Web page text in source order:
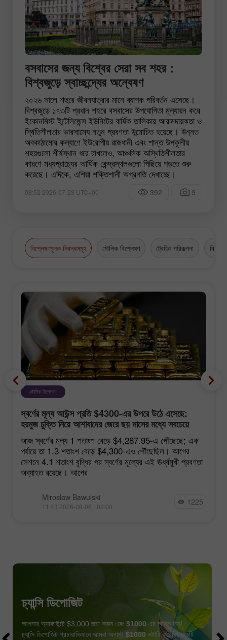
বসবাসের জন্য বিশ্বের সেরা সব শহর :
বিশ্বজুড়ে স্বাচ্ছন্দ্যের অন্বেষণ
২০২৬ সালে শহুরে জীবনযাত্রার মানে ব্যাপক পরিবর্তন এসেছে।
বিশ্বজুড়ে ১৭৩টি প্রধান শহরে বসবাসের উপযোগিতা মূল্যায়ন করে
ইকোনমিস্ট ইন্টেলিজেন্স ইউনিটের বার্ষিক তালিকায় আরামদায়কতা ও
স্থিতিশীলতার ভারসাম্যে নতুন প্রবণতা উন্মোচিত হয়েছে। উন্নত
অবকাঠামোর কল্যাণে ইউরোপীয় রাজধানী এবং শান্ত উপকূলীয়
শহরগুলো শীর্ষস্থান ধরে রাখলেও, আঞ্চলিক অস্থিতিশীলতার
কারণে মধ্যপ্রাচ্যের আর্থিক কেন্দ্রস্থলগুলো পিছিয়ে পড়তে শুরু
করেছে। এদিকে, এশিয়া শক্তিশালী অগ্রগতি দেখাচ্ছে।
08:52 2026-07-23 UTC+00 392 9
বিশ্লেষণমূলক নিবন্ধসমূহ মৌলিক বিশ্লেষণ ট্রেডিং পরিকল্পনা
মৌলিক বিশ্লেষণ
স্বর্ণের মূল্য আউন্স প্রতি $4300-এর উপরে উঠে এসেছে:
হরমুজ চুক্তি নিয়ে আশাবাদের জেরে ছয় মাসের মধ্যে সবচেয়ে
শক্তিশালী বৃদ্ধি
আজ স্বর্ণের মূল্য 1 শতাংশ বেড়ে $4,287.95-এ পৌঁছেছে; এক
পর্যায়ে তা 1.3 শতাংশ বেড়ে $4,300-এও পৌঁছেছিল। আগের
সেশনে 4.1 শতাংশ বৃদ্ধির পর স্বর্ণের মূল্যের এই ঊর্ধ্বমুখী প্রবণতা
অব্যাহত রয়েছে। আগের
Miroslaw Bawulski
11:43 2026-08-06 +02:00 1225
চ্যান্সি ডিপোজিট
আপনার অ্যাকাউন্টে $3,000 জমা করুন এবং $1000 এর অধিক নিন!
চ্যান্সি ডিপোজিট প্রচারাভিযানে আমরা অগাস্ট $1000 লটারি করেছি! একটি